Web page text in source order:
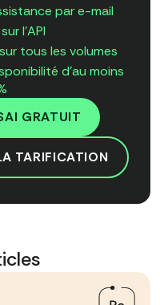
par e-mail
l'API
tous les volumes
d'au moins
GRATUIT
TARIFICATION